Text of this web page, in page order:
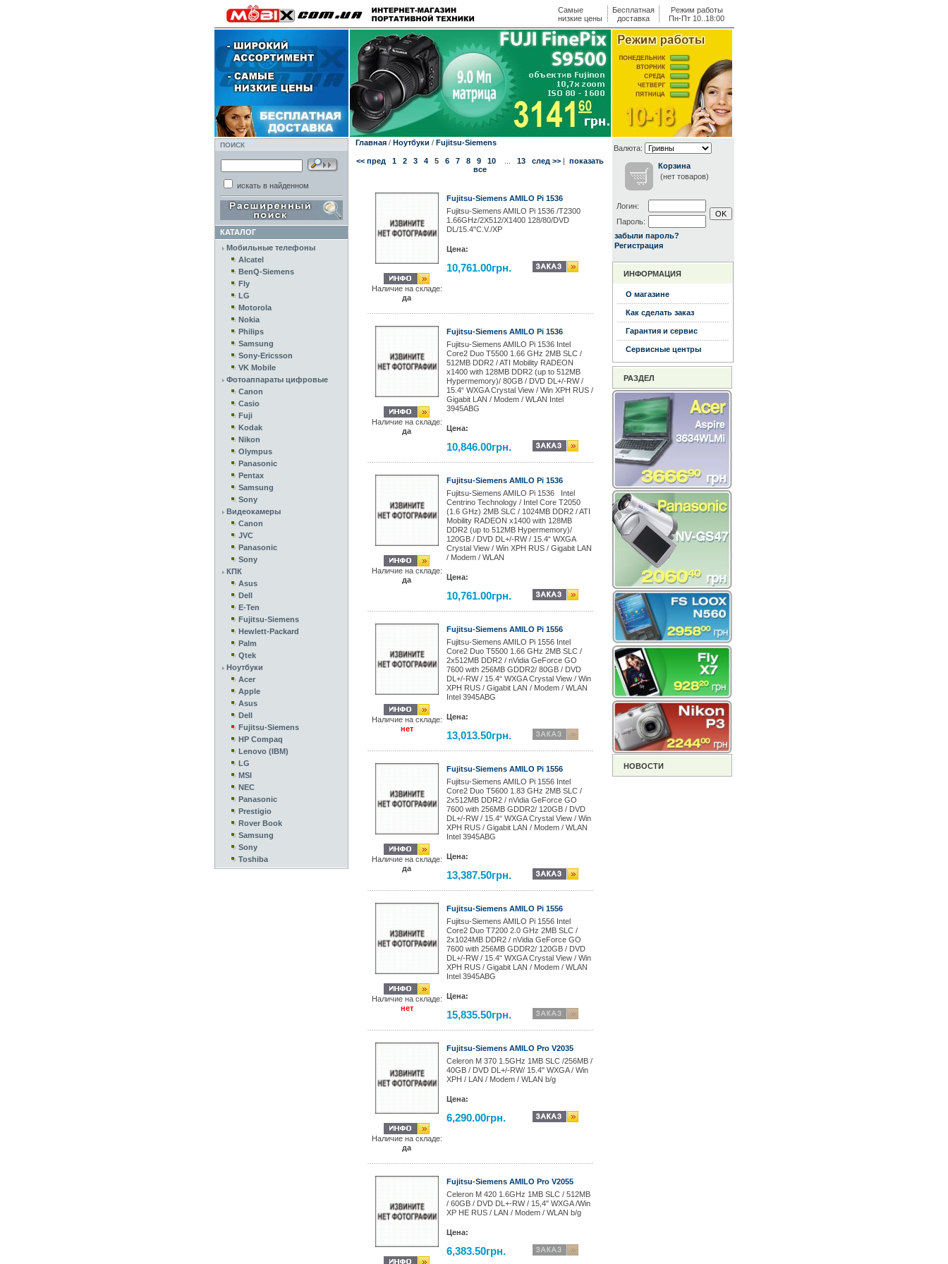
Самые
низкие цены
Бесплатная
доставка
Режим работы
Пн-Пт 10..18:00
ПОИСК
искать в найденном
КАТАЛОГ
Мобильные телефоны
Alcatel
BenQ-Siemens
Fly
LG
Motorola
Nokia
Philips
Samsung
Sony-Ericsson
VK Mobile
Фотоаппараты цифровые
Canon
Casio
Fuji
Kodak
Nikon
Olympus
Panasonic
Pentax
Samsung
Sony
Видеокамеры
Canon
JVC
Panasonic
Sony
КПК
Asus
Dell
E-Ten
Fujitsu-Siemens
Hewlett-Packard
Palm
Qtek
Ноутбуки
Acer
Apple
Asus
Dell
Fujitsu-Siemens
HP Compaq
Lenovo (IBM)
LG
MSI
NEC
Panasonic
Prestigio
Rover Book
Samsung
Sony
Toshiba
Главная/ Ноутбуки / Fujitsu-Siemens
<< пред 1 2 3 4 5 6 7 8 9 10 13 след >> | показать
все
Наличие на складе:
да
Fujitsu-Siemens AMILO Pi 1536
Fujitsu-Siemens AMILO Pi 1536 /T2300
1.66GHz/2X512/X1400 128/80/DVD
DL/15.4"С.V./XP
Цена:
10,761.00грн.
Наличие на складе:
да
Fujitsu-Siemens AMILO Pi 1536
Fujitsu-Siemens AMILO Pi 1536 Intel
Core2 Duo T5500 1.66 GHz 2MB SLC /
512MB DDR2 / ATI Mobility RADEON
x1400 with 128MB DDR2 (up to 512MB
Hypermemory)/ 80GB / DVD DL+/-RW /
15.4“ WXGA Crystal View / Win XPH RUS /
Gigabit LAN / Modem / WLAN Intel
3945ABG
Цена:
10,846.00грн.
Наличие на складе:
да
Fujitsu-Siemens AMILO Pi 1536
Fujitsu-Siemens AMILO Pi 1536 Intel
Centrino Technology / Intel Core T2050
(1.6 GHz) 2MB SLC / 1024MB DDR2 / ATI
Mobility RADEON x1400 with 128MB
DDR2 (up to 512MB Hypermemory)/
120GB / DVD DL+/-RW / 15.4“ WXGA
Crystal View / Win XPH RUS / Gigabit LAN
/ Modem / WLAN
Цена:
10,761.00грн.
Наличие на складе:
нет
Fujitsu-Siemens AMILO Pi 1556
Fujitsu-Siemens AMILO Pi 1556 Intel
Core2 Duo T5500 1.66 GHz 2MB SLC /
2x512MB DDR2 / nVidia GeForce GO
7600 with 256MB GDDR2/ 80GB / DVD
DL+/-RW / 15.4“ WXGA Crystal View / Win
XPH RUS / Gigabit LAN / Modem / WLAN
Intel 3945ABG
Цена:
13,013.50грн.
Наличие на складе:
да
Fujitsu-Siemens AMILO Pi 1556
Fujitsu-Siemens AMILO Pi 1556 Intel
Core2 Duo T5600 1.83 GHz 2MB SLC /
2x512MB DDR2 / nVidia GeForce GO
7600 with 256MB GDDR2/ 120GB / DVD
DL+/-RW / 15.4“ WXGA Crystal View / Win
XPH RUS / Gigabit LAN / Modem / WLAN
Intel 3945ABG
Цена:
13,387.50грн.
Наличие на складе:
нет
Fujitsu-Siemens AMILO Pi 1556
Fujitsu-Siemens AMILO Pi 1556 Intel
Core2 Duo T7200 2.0 GHz 2MB SLC /
2x1024MB DDR2 / nVidia GeForce GO
7600 with 256MB GDDR2/ 120GB / DVD
DL+/-RW / 15.4“ WXGA Crystal View / Win
XPH RUS / Gigabit LAN / Modem / WLAN
Intel 3945ABG
Цена:
15,835.50грн.
Наличие на складе:
да
Fujitsu-Siemens AMILO Pro V2035
Celeron M 370 1.5GHz 1MB SLC /256MB /
40GB / DVD DL+/-RW/ 15.4" WXGA / Win
XPH / LAN / Modem / WLAN b/g
Цена:
6,290.00грн.
Fujitsu-Siemens AMILO Pro V2055
Celeron M 420 1.6GHz 1MB SLC / 512MB
/ 60GB / DVD DL+-RW / 15,4" WXGA /Win
XP HE RUS / LAN / Modem / WLAN b/g
Цена:
6,383.50грн.
Валюта:
Корзина
(нет товаров)
Логин:
Пароль:
забыли пароль?
Регистрация
ИНФОРМАЦИЯ
О магазине
Как сделать заказ
Гарантия и сервис
Сервисные центры
РАЗДЕЛ
НОВОСТИ